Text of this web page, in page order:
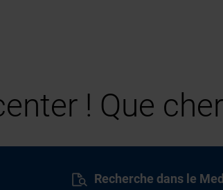
! Que
Recherche dans le